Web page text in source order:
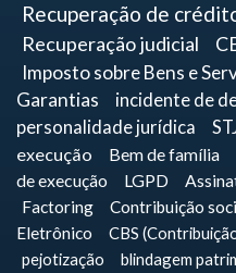
Recuperação de
Recuperação judicial
Imposto sobre Bens e
Garantias
incidente de
personalidade jurídica
execução
Bem de família
de execução
LGPD
Factoring
Contribuição
Eletrônico
CBS
pejotização
blindagem